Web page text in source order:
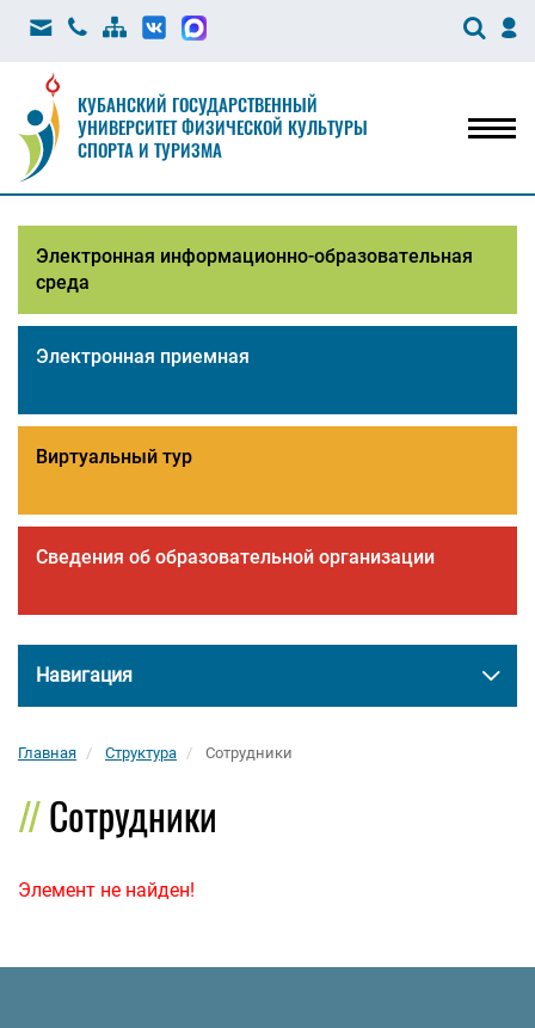
КУБАНСКИЙ ГОСУДАРСТВЕННЫЙ
УНИВЕРСИТЕТ ФИЗИЧЕСКОЙ КУЛЬТУРЫ
СПОРТА И ТУРИЗМА
Электронная информационно-образовательная
среда
Электронная приемная
Виртуальный тур
Сведения об образовательной организации
Навигация
Главная Структура Сотрудники
Сотрудники
Элемент не найден!